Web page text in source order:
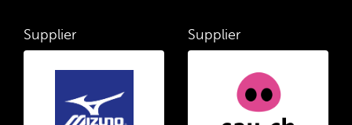
Supplier Supplier